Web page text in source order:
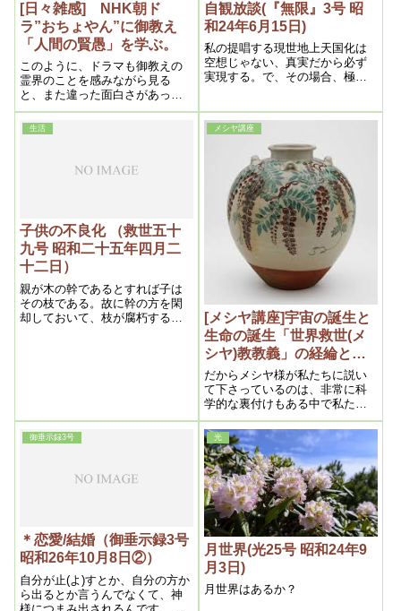
[日々雑感] NHK朝ド
ラ”おちょやん”に御教え
「人間の賢愚」を学ぶ。
このように、ドラマも御教えの
霊界のことを感みながら見る
と、また違った面白さがあっ
て、勉強になるなーと思いまし
た。
自観放談(『無限』3号 昭
和24年6月15日)
私の提唱する現世地上天国化は
空想じゃない、真実だから必ず
実現する。で、その場合、極論
ものだ。
生活
子供の不良化 （救世五十
九号 昭和二十五年四月二
十二日）
親が木の幹であるとすれば子は
その枝である。故に幹の方を閑
却しておいて、枝が腐朽するの
メシヤ講座
[メシヤ講座]宇宙の誕生と
生命の誕生「世界救世(メ
シヤ)教教義」の経綸と
は ２０１６年２月⑤
(私達の学び目からウロコ
の内容より）
だからメシヤ様が私たちに説い
て下さっているのは、非常に科
学的な裏付けもある中で私たち
に教えを垂れて下さっていると
いう事ですね
御垂示録3号
＊恋愛/結婚（御垂示録3号
昭和26年10月8日②）
自分が止(よ)すとか、自分の方か
ら出るとか言うんでなくて、神
光
月世界(光25号 昭和24年9
月3日)
月世界はあるか？